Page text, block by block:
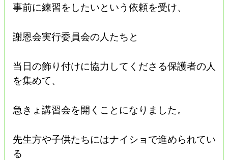
事前に練習をしたいという依頼を受け、
謝恩会実行委員会の人たちと
当日の飾り付けに協力してくださる保護者の人
を集めて、
急きょ講習会を開くことになりました。
先生方や子供たちにはナイショで進められてい
る